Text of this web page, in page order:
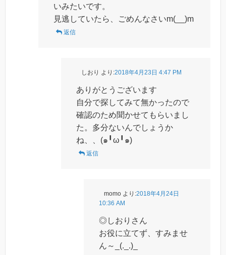
いみたいです。
見逃していたら、ごめんなさいm(__)m
返信
しおり より:2018年4月23日 4:47 PM
ありがとうございます
自分で探してみて無かったので
確認のため聞かせてもらいまし
た。多分ないんでしょうか
ね、、(๑╹ω╹๑)
返信
momo より:2018年4月24日
10:36 AM
◎しおりさん
お役に立てず、すみませ
ん～_(._.)_